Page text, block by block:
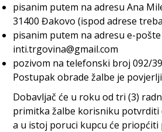
pisanim putem na adresu Ana
31400 Đakovo (ispod adrese
pisanim putem na adresu e-pošte
inti.trgovina@gmail.com
pozivom na telefonski broj 092/
Postupak obrade žalbe je
Dobavljač će u roku od tri (3)
primitka žalbe korisniku potvrditi
a u istoj poruci kupcu će